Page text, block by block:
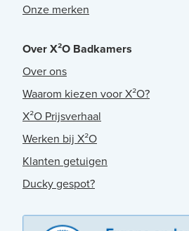
Onze merken
Over X²O Badkamers
Over ons
Waarom kiezen voor X²O?
X²O Prijsverhaal
Werken bij X²O
Klanten getuigen
Ducky gespot?